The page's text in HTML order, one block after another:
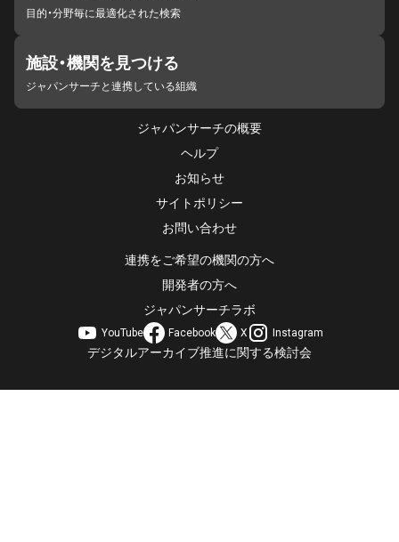
目的・分野毎に最適化された検索
施設・機関を見つける
ジャパンサーチと連携している組織
ジャパンサーチの概要
ヘルプ
お知らせ
サイトポリシー
お問い合わせ
連携をご希望の機関の方へ
開発者の方へ
ジャパンサーチラボ
YouTube Facebook X Instagram
デジタルアーカイブ推進に関する検討会